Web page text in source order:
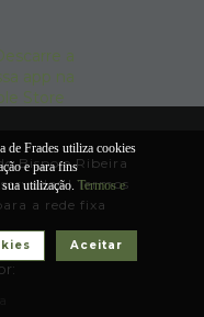
Bispo e Ribeira
| Termos
a rede fixa
de Frades utiliza cookies
e para fins
sua utilização.Termos e
Aceitar